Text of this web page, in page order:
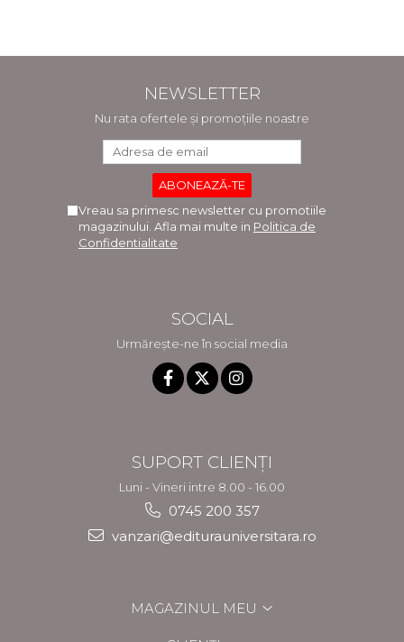
NEWSLETTER
Nu rata ofertele și promoțiile noastre
Vreau sa primesc newsletter cu promotiile
magazinului. Afla mai multe in Politica de
Confidentialitate
SOCIAL
Urmărește-ne în social media
SUPORT CLIENȚI
Luni - Vineri intre 8.00 - 16.00
0745 200 357
vanzari@editurauniversitara.ro
MAGAZINUL MEU